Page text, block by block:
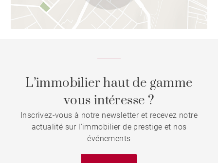
L’immobilier haut de gamme
vous intéresse ?
Inscrivez-vous à notre newsletter et recevez notre
actualité sur l'immobilier de prestige et nos
événements